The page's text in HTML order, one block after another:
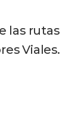
las rutas
Viales.